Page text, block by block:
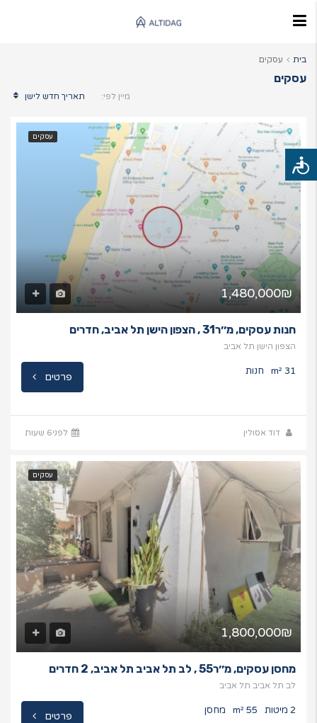
בית עסקים
עסקים
מיין לפי: תאריך חדש לישן
עסקים
1,480,000₪
חנות עסקים, מ׳׳ר31 , הצפון הישן תל אביב, חדרים
הצפון הישן תל אביב
31 m² חנות פרטים
דוד אסולין לפני6 שעות
עסקים
1,800,000₪
מחסן עסקים, מ׳׳ר55 , לב תל אביב תל אביב, 2 חדרים
לב תל אביב תל אביב
2 מיטות 55 m² מחסן פרטים
כלי
נגישות